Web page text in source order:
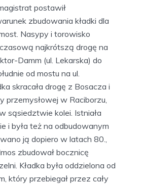
postawił
zbudowania kładki dla
Nasypy i torowisko
najkrótszą drogę na
Damm (ul. Lekarska) do
od mostu na ul.
skracała drogę z Bosacza i
przemysłowej w Raciborzu,
sąsiedztwie kolei. Istniała
i była też na odbudowanym
ją dopiero w latach 80.,
zbudował bocznicę
Kładka była oddzielona od
który przebiegał przez cały